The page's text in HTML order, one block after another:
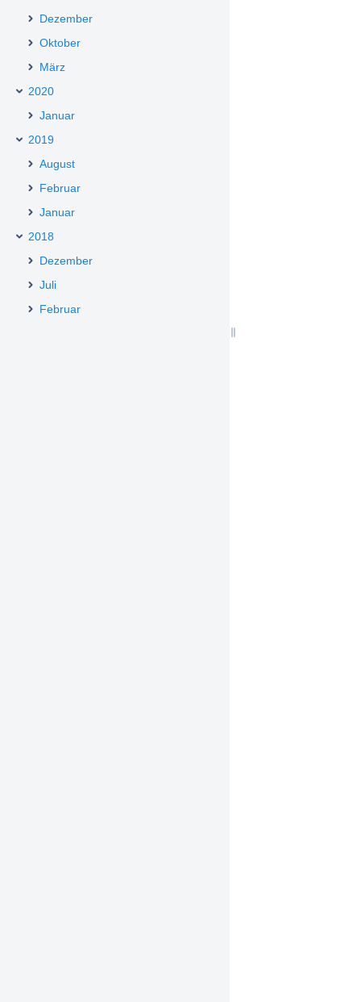
Dezember
Oktober
März
2020
Januar
2019
August
Februar
Januar
2018
Dezember
Juli
Februar